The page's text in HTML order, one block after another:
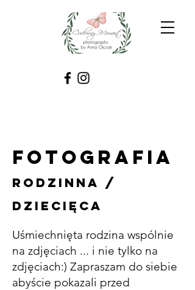
fotografia
rodzinna /
dziecięca
Uśmiechnięta rodzina wspólnie
na zdjęciach ... i nie tylko na
zdjęciach:) Zapraszam do siebie
abyście pokazali przed